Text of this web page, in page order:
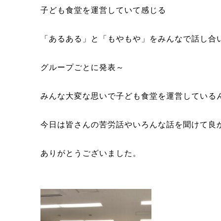
子ども食堂を運営していて感じる
「あるある」と「もやもや」をみんなで話し合
グループごとに発表～
みんな大変な思いで子ども食堂を運営している
今日は皆さんの苦労話やいろんな話を聞けて良
ありがとうございました。